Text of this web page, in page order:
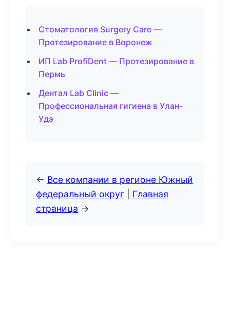
Стоматология Surgery Care —
Протезирование в Воронеж
ИП Lab ProfiDent — Протезирование в
Пермь
Дентал Lab Clinic —
Профессиональная гигиена в Улан-
Удэ
← Все компании в регионе Южный
федеральный округ
Главная
страница →